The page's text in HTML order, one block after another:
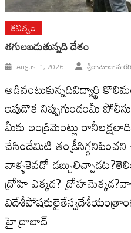
కవిత్వం
తగులబడుతున్నది దేశం
August 1, 2026 శ్రీరామోజు
అడివంటుకున్నదివిద్యార్థి
ఇపుడొక నిప్పుగుండంమీ
మీకు ఇంక్రిమెంట్లు
చేసిందేమిటి
వాళ్ళకెవడో
ద్రోహి ఎక్కడ?
హైద్రాబాద్